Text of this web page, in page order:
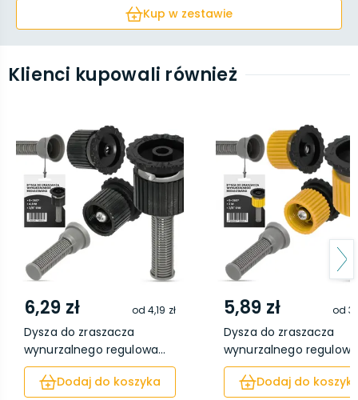
Kup w zestawie
Klienci kupowali również
6,29 zł od4,19 zł
Dysza do zraszacza
wynurzalnego regulowa...
Dodaj do koszyka
5,89 zł od
Dysza do zraszacza
wynurzalnego
Dodaj do